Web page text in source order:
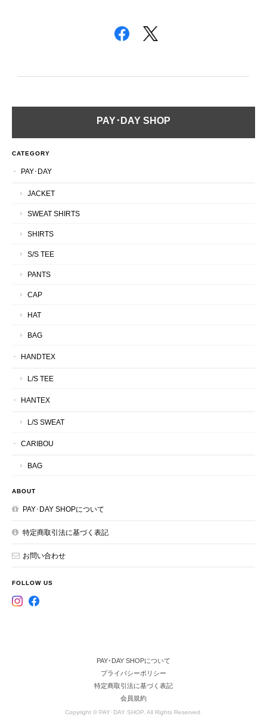
PAY･DAY SHOP
CATEGORY
PAY･DAY
JACKET
SWEAT SHIRTS
SHIRTS
S/S TEE
PANTS
CAP
HAT
BAG
HANDTEX
L/S TEE
HANTEX
L/S SWEAT
CARIBOU
BAG
ABOUT
PAY･DAY SHOPについて
特定商取引法に基づく表記
お問い合わせ
FOLLOW US
PAY･DAY SHOPについて
プライバシーポリシー
特定商取引法に基づく表記
会員規約
Copyright © PAY･DAY SHOP. All Rights Reserved.